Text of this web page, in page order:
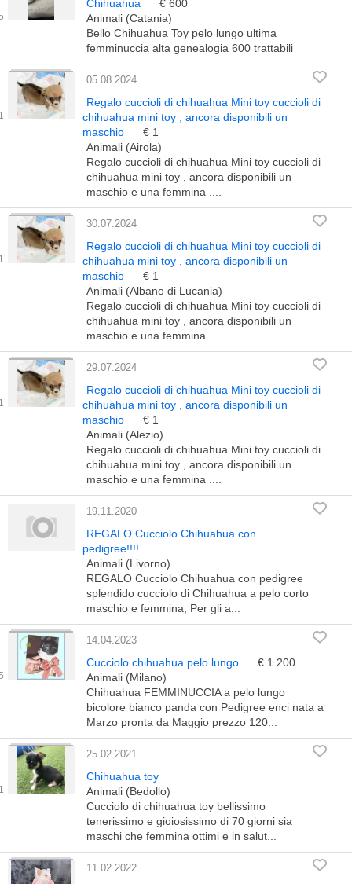
Chihuahua
€ 600
Animali (Catania)
Bello Chihuahua Toy pelo lungo ultima
femminuccia alta genealogia 600 trattabili
05.08.2024
Regalo cuccioli di chihuahua Mini toy cuccioli di
chihuahua mini toy , ancora disponibili un
maschio
€ 1
Animali (Airola)
Regalo cuccioli di chihuahua Mini toy cuccioli di
chihuahua mini toy , ancora disponibili un
maschio e una femmina ....
30.07.2024
Regalo cuccioli di chihuahua Mini toy cuccioli di
chihuahua mini toy , ancora disponibili un
maschio
€ 1
Animali (Albano di Lucania)
Regalo cuccioli di chihuahua Mini toy cuccioli di
chihuahua mini toy , ancora disponibili un
maschio e una femmina ....
29.07.2024
Regalo cuccioli di chihuahua Mini toy cuccioli di
chihuahua mini toy , ancora disponibili un
maschio
€ 1
Animali (Alezio)
Regalo cuccioli di chihuahua Mini toy cuccioli di
chihuahua mini toy , ancora disponibili un
maschio e una femmina ....
19.11.2020
REGALO Cucciolo Chihuahua con
pedigree!!!!
Animali (Livorno)
REGALO Cucciolo Chihuahua con pedigree
splendido cucciolo di Chihuahua a pelo corto
maschio e femmina, Per gli a...
14.04.2023
Cucciolo chihuahua pelo lungo
€ 1.200
Animali (Milano)
Chihuahua FEMMINUCCIA a pelo lungo
bicolore bianco panda con Pedigree enci nata a
Marzo pronta da Maggio prezzo 120...
25.02.2021
Chihuahua toy
Animali (Bedollo)
Cucciolo di chihuahua toy bellissimo
tenerissimo e gioiosissimo di 70 giorni sia
maschi che femmina ottimi e in salut...
11.02.2022